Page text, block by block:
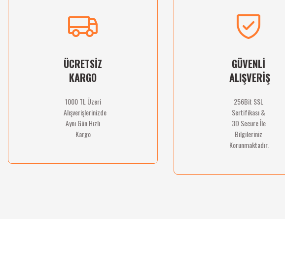
Ürün bilgilerinde hatalar bulunuyor.
ÜCRETSİZ
KARGO
1000 TL Üzeri
Alışverişlerinizde
Aynı Gün Hızlı
Kargo
GÜVENLİ
ALIŞVERİŞ
256Bit SSL
Sertifikası &
3D Secure İle
Bilgileriniz
Korunmaktadır.